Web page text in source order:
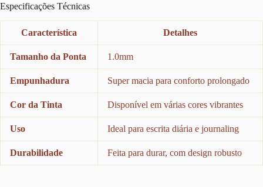
Especificações Técnicas
Característica Detalhes
Tamanho da Ponta 1.0mm
Empunhadura Super macia para conforto prolongado
Cor da Tinta Disponível em várias cores vibrantes
Uso Ideal para escrita diária e journaling
Durabilidade Feita para durar, com design robusto